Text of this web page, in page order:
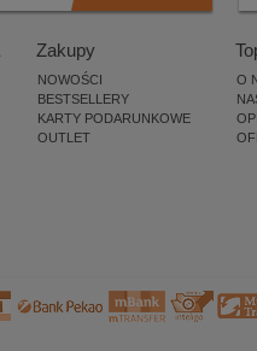
Zakupy
NOWOŚCI
BESTSELLERY
KARTY PODARUNKOWE
OUTLET
O